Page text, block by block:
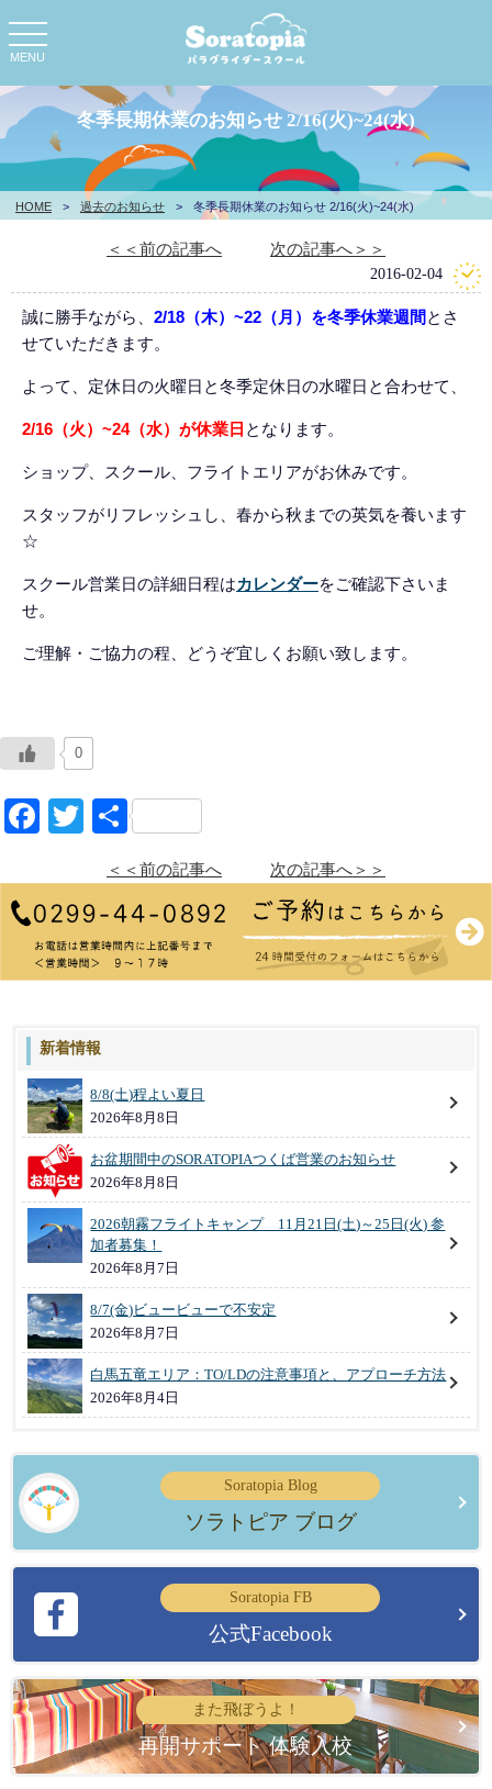
toggle
navigation
MENU
HOME > 過去のお知らせ > 冬季長期休業のお知らせ 2/16(火)~24(水)
冬季長期休業のお知らせ 2/16(火)~24(水)
＜＜前の記事へ 次の記事へ＞＞
2016-02-04
誠に勝手ながら、 2/18（木）~22（月）を冬季休業週間 とさ
せていただきます。
よって、定休日の火曜日と冬季定休日の水曜日と合わせて、
2/16（火）~24（水）が休業日 となります。
ショップ、スクール、フライトエリアがお休みです。
スタッフがリフレッシュし、春から秋までの英気を養います
☆
スクール営業日の詳細日程はカレンダーをご確認下さいま
せ。
ご理解・ご協力の程、どうぞ宜しくお願い致します。
0
Facebook
Twitter
共
＜＜前の記事へ 次の記事へ＞＞
新着情報
8/8(土)程よい夏日
2026年8月8日
お盆期間中のSORATOPIAつくば営業のお知らせ
2026年8月8日
2026朝霧フライトキャンプ 11月21日(土)～25日(火) 参
加者募集！
2026年8月7日
8/7(金)ビュービューで不安定
2026年8月7日
白馬五竜エリア：TO/LDの注意事項と、アプローチ方法
2026年8月4日
Soratopia Blog
ソラトピア ブログ
Soratopia FB
公式Facebook
また飛ぼうよ！
再開サポート 体験入校